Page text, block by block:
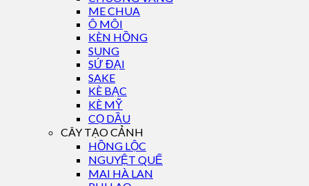
ME CHUA
Ô MÔI
KÈN HỒNG
SUNG
SỨ ĐẠI
SAKE
KÈ BẠC
KÈ MỸ
CỌ DẦU
CÂY TẠO CẢNH
HỒNG LỘC
NGUYỆT QUẾ
MAI HÀ LAN